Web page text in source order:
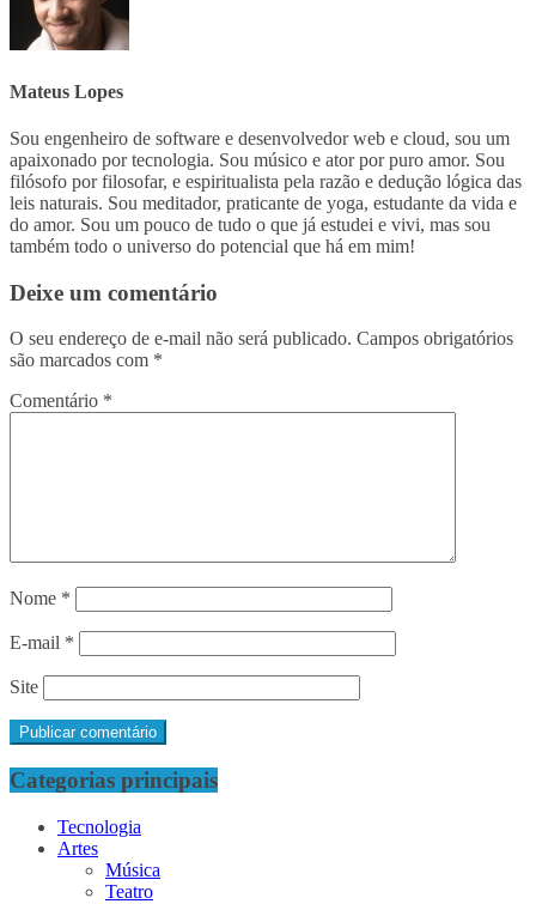
Mateus Lopes
Sou engenheiro de software e desenvolvedor web e cloud, sou um
apaixonado por tecnologia. Sou músico e ator por puro amor. Sou
filósofo por filosofar, e espiritualista pela razão e dedução lógica das
leis naturais. Sou meditador, praticante de yoga, estudante da vida e
do amor. Sou um pouco de tudo o que já estudei e vivi, mas sou
também todo o universo do potencial que há em mim!
Deixe um comentário
O seu endereço de e-mail não será publicado. Campos obrigatórios
são marcados com *
Comentário *
Nome *
E-mail *
Site
Categorias principais
Tecnologia
Artes
Música
Teatro